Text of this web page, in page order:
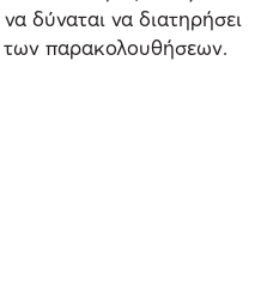
δύναται να διατηρήσει
παρακολουθήσεων.